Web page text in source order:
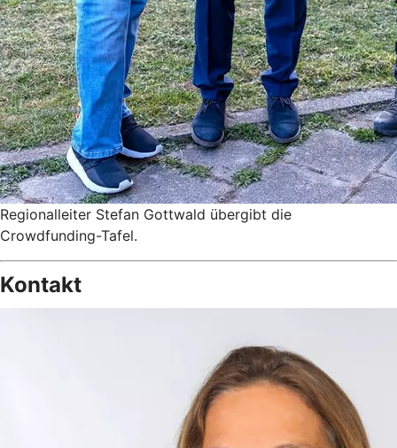
Regionalleiter Stefan Gottwald übergibt die
Crowdfunding-Tafel.
Kontakt